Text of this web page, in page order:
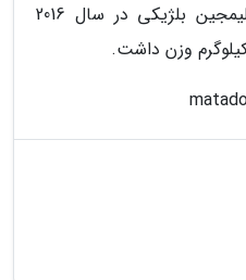
است، به وسیله ماتیاس ویلیمجین بلژیکی در سال 2016